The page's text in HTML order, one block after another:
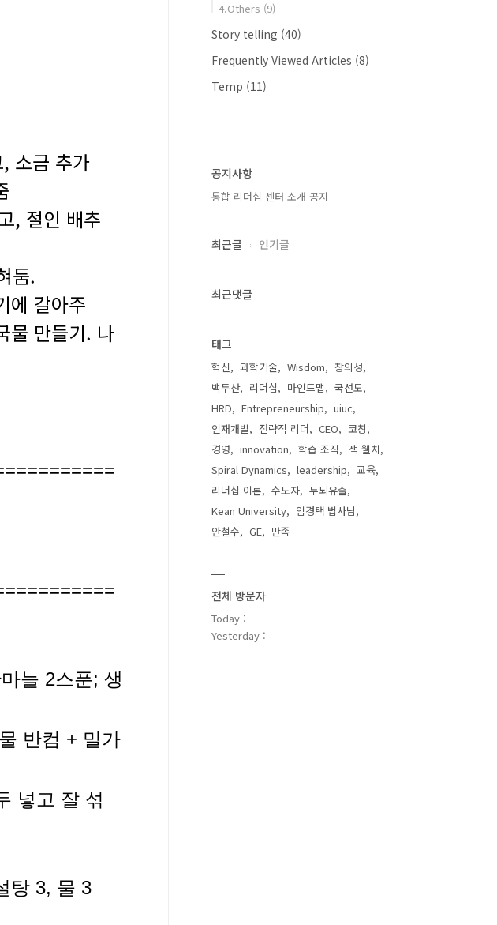
소금 추가
, 절인 배추
둠.
에 갈아주
물 만들기. 나
늘 2스푼; 생
반컴 + 밀가
넣고 잘 섞
탕 3, 물 3
4.Others (9)
Story telling (40)
Frequently Viewed Articles (8)
Temp (11)
공지사항
통합 리더십 센터 소개 공지
최근글 인기글
최근댓글
태그
혁신 과학기술 Wisdom
창의성
백두산
리더십 마인드맵
국선도
HRD
Entrepreneurship
uiuc
인재개발
전략적 리더 CEO
코칭
경영
innovation 학습 조직
잭 웰치
Spiral Dynamics
leadership
교육
리더십 이론
수도자
두뇌유출
Kean University
임경택 법사님
안철수
GE 만족
전체 방문자
Today :
Yesterday :